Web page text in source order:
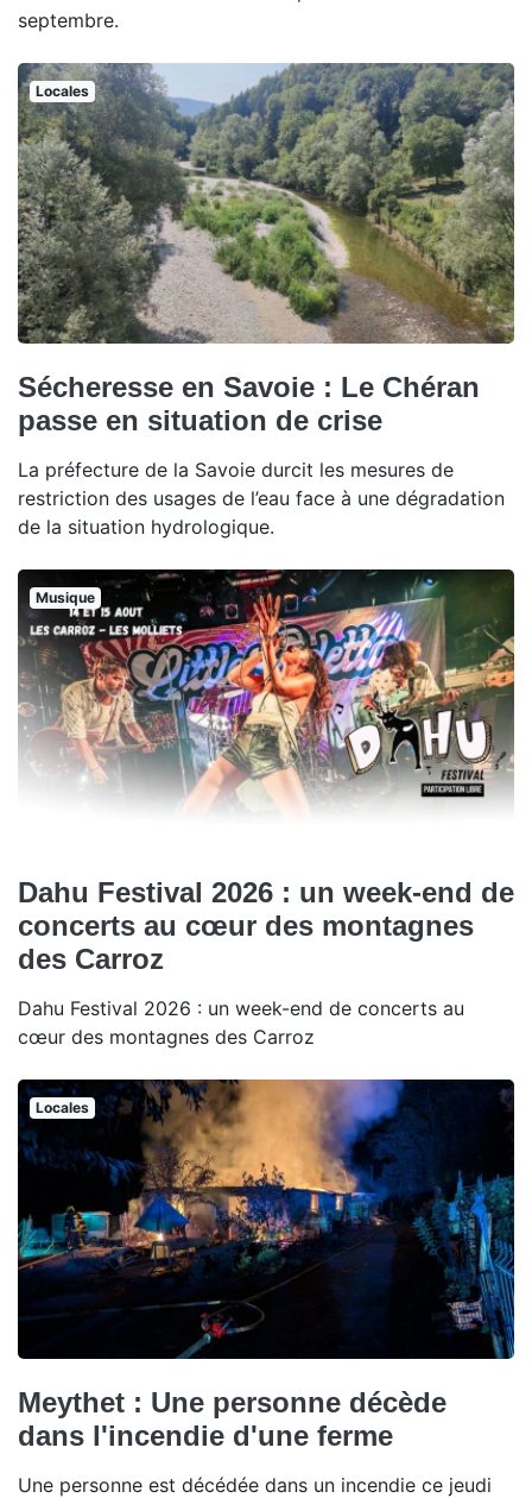
septembre.
Locales
Sécheresse en Savoie : Le Chéran
passe en situation de crise
La préfecture de la Savoie durcit les mesures de
restriction des usages de l’eau face à une dégradation
de la situation hydrologique.
Musique
Dahu Festival 2026 : un week-end de
concerts au cœur des montagnes
des Carroz
Dahu Festival 2026 : un week-end de concerts au
cœur des montagnes des Carroz
Locales
Meythet : Une personne décède
dans l'incendie d'une ferme
Une personne est décédée dans un incendie ce jeudi